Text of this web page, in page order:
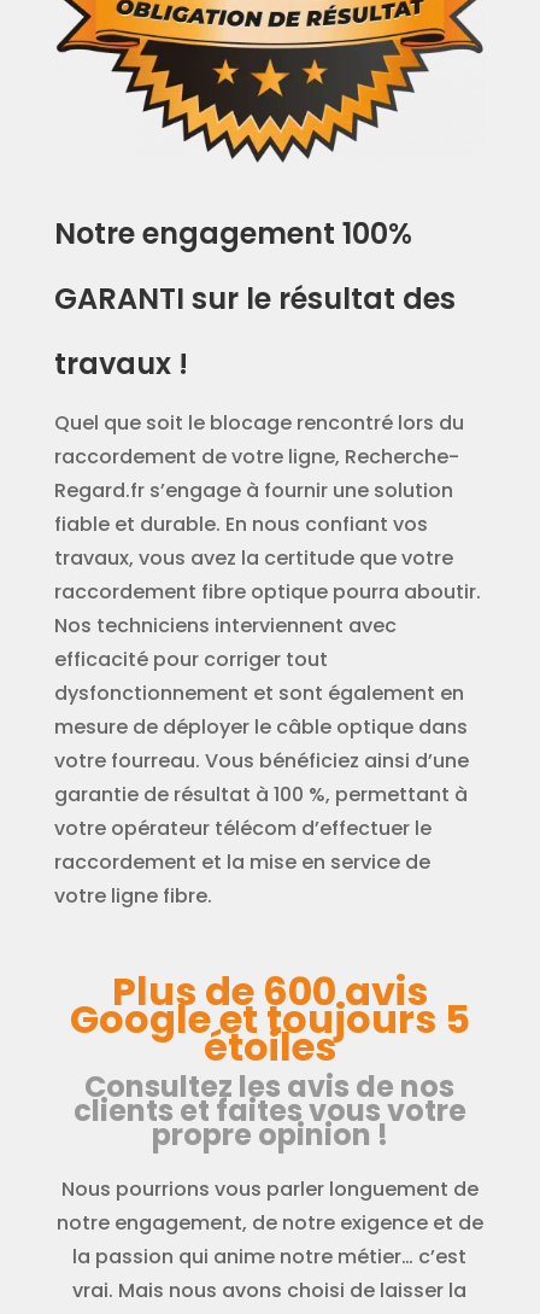
Notre engagement 100%
GARANTI sur le résultat des
travaux !
Quel que soit le blocage rencontré lors du
raccordement de votre ligne, Recherche-
Regard.fr s’engage à fournir une solution
fiable et durable. En nous confiant vos
travaux, vous avez la certitude que votre
raccordement fibre optique pourra aboutir.
Nos techniciens interviennent avec
efficacité pour corriger tout
dysfonctionnement et sont également en
mesure de déployer le câble optique dans
votre fourreau. Vous bénéficiez ainsi d’une
garantie de résultat à 100 %, permettant à
votre opérateur télécom d’effectuer le
raccordement et la mise en service de
votre ligne fibre.
Plus de 600 avis
Google et toujours 5
étoiles
Consultez les avis de nos
clients et faites vous votre
propre opinion !
Nous pourrions vous parler longuement de
notre engagement, de notre exigence et de
la passion qui anime notre métier… c’est
vrai. Mais nous avons choisi de laisser la